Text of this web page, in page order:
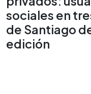
sociales en
de Santiago
edición